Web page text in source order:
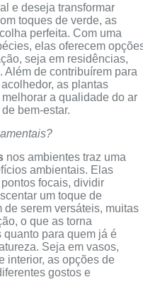
e deseja transformar
toques de verde, as
perfeita. Com uma
elas oferecem
seja em residências,
Além de contribuírem para
as plantas
a qualidade do ar
bem-estar.
nos ambientes traz uma
ambientais. Elas
focais, dividir
um toque de
de serem versáteis, muitas
o que as torna
para quem já é
Seja em vasos,
interior, as opções de
gostos e